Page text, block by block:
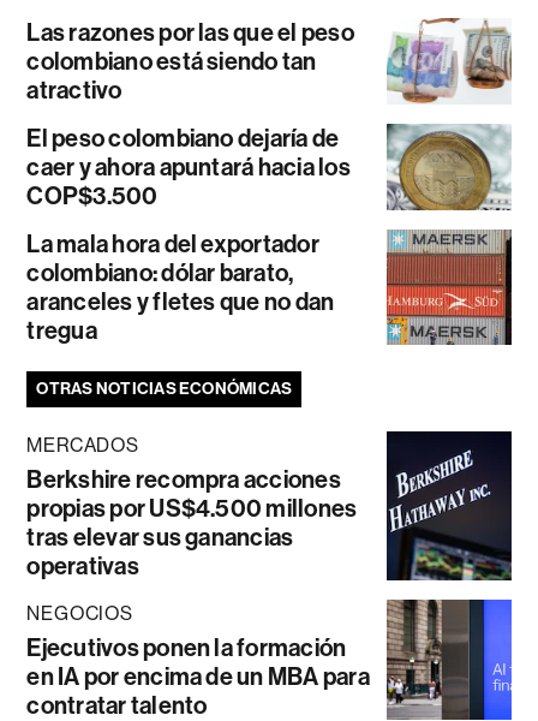
Las razones por las que el peso
colombiano está siendo tan
atractivo
El peso colombiano dejaría de
caer y ahora apuntará hacia los
COP$3.500
La mala hora del exportador
colombiano: dólar barato,
aranceles y fletes que no dan
tregua
OTRAS NOTICIAS ECONÓMICAS
MERCADOS
Berkshire recompra acciones
propias por US$4.500 millones
tras elevar sus ganancias
operativas
NEGOCIOS
Ejecutivos ponen la formación
en IA por encima de un MBA para
contratar talento